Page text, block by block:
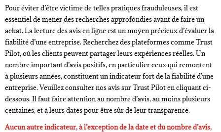
Pour éviter d’être victime de telles pratiques frauduleuses, il est
essentiel de mener des recherches approfondies avant de faire un
achat. La lecture des avis en ligne est un moyen précieux d’évaluer la
fiabilité d’une entreprise. Recherchez des plateformes comme Trust
Pilot, où les clients peuvent partager leurs expériences réelles. Un
nombre important d’avis positifs, en particulier ceux qui remontent
à plusieurs années, constituent un indicateur fort de la fiabilité d’une
entreprise. Veuillez consulter nos avis sur Trust Pilot en cliquant ci-
dessous. Il faut faire attention au nombre d’avis, au moins plusieurs
centaines, et à leurs dates pour être sûr de leur transparence.
Aucun autre indicateur, à l’exception de la date et du nombre d’avis,